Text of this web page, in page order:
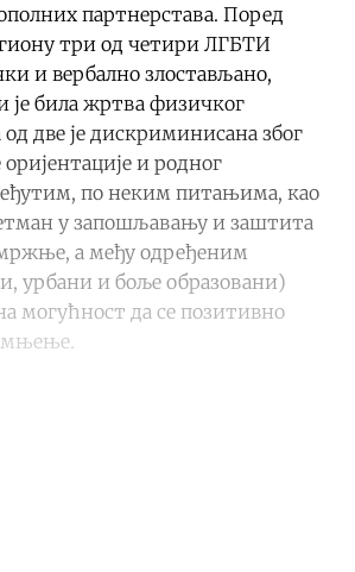
партнерстава. Поред
три од четири ЛГБТИ
и вербално злостављано,
је била жртва физичког
од две је дискриминисана због
оријентације и родног
по неким питањима, као
у запошљавању и заштита
а међу одређеним
урбани и боље образовани)
могућност да се позитивно
мњење.